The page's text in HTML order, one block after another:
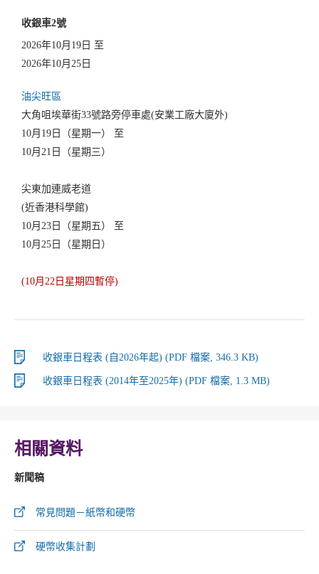
收銀車2號
2026年10月19日 至
2026年10月25日
油尖旺區
大角咀埃華街33號路旁停車處(安業工廠大廈外)
10月19日（星期一） 至
10月21日（星期三）
尖東加連威老道
(近香港科學館)
10月23日（星期五） 至
10月25日（星期日）
(10月22日星期四暫停)
收銀車日程表 (自2026年起) (PDF 檔案, 346.3 KB)
收銀車日程表 (2014年至2025年) (PDF 檔案, 1.3 MB)
相關資料
新聞稿
常見問題－紙幣和硬幣
硬幣收集計劃